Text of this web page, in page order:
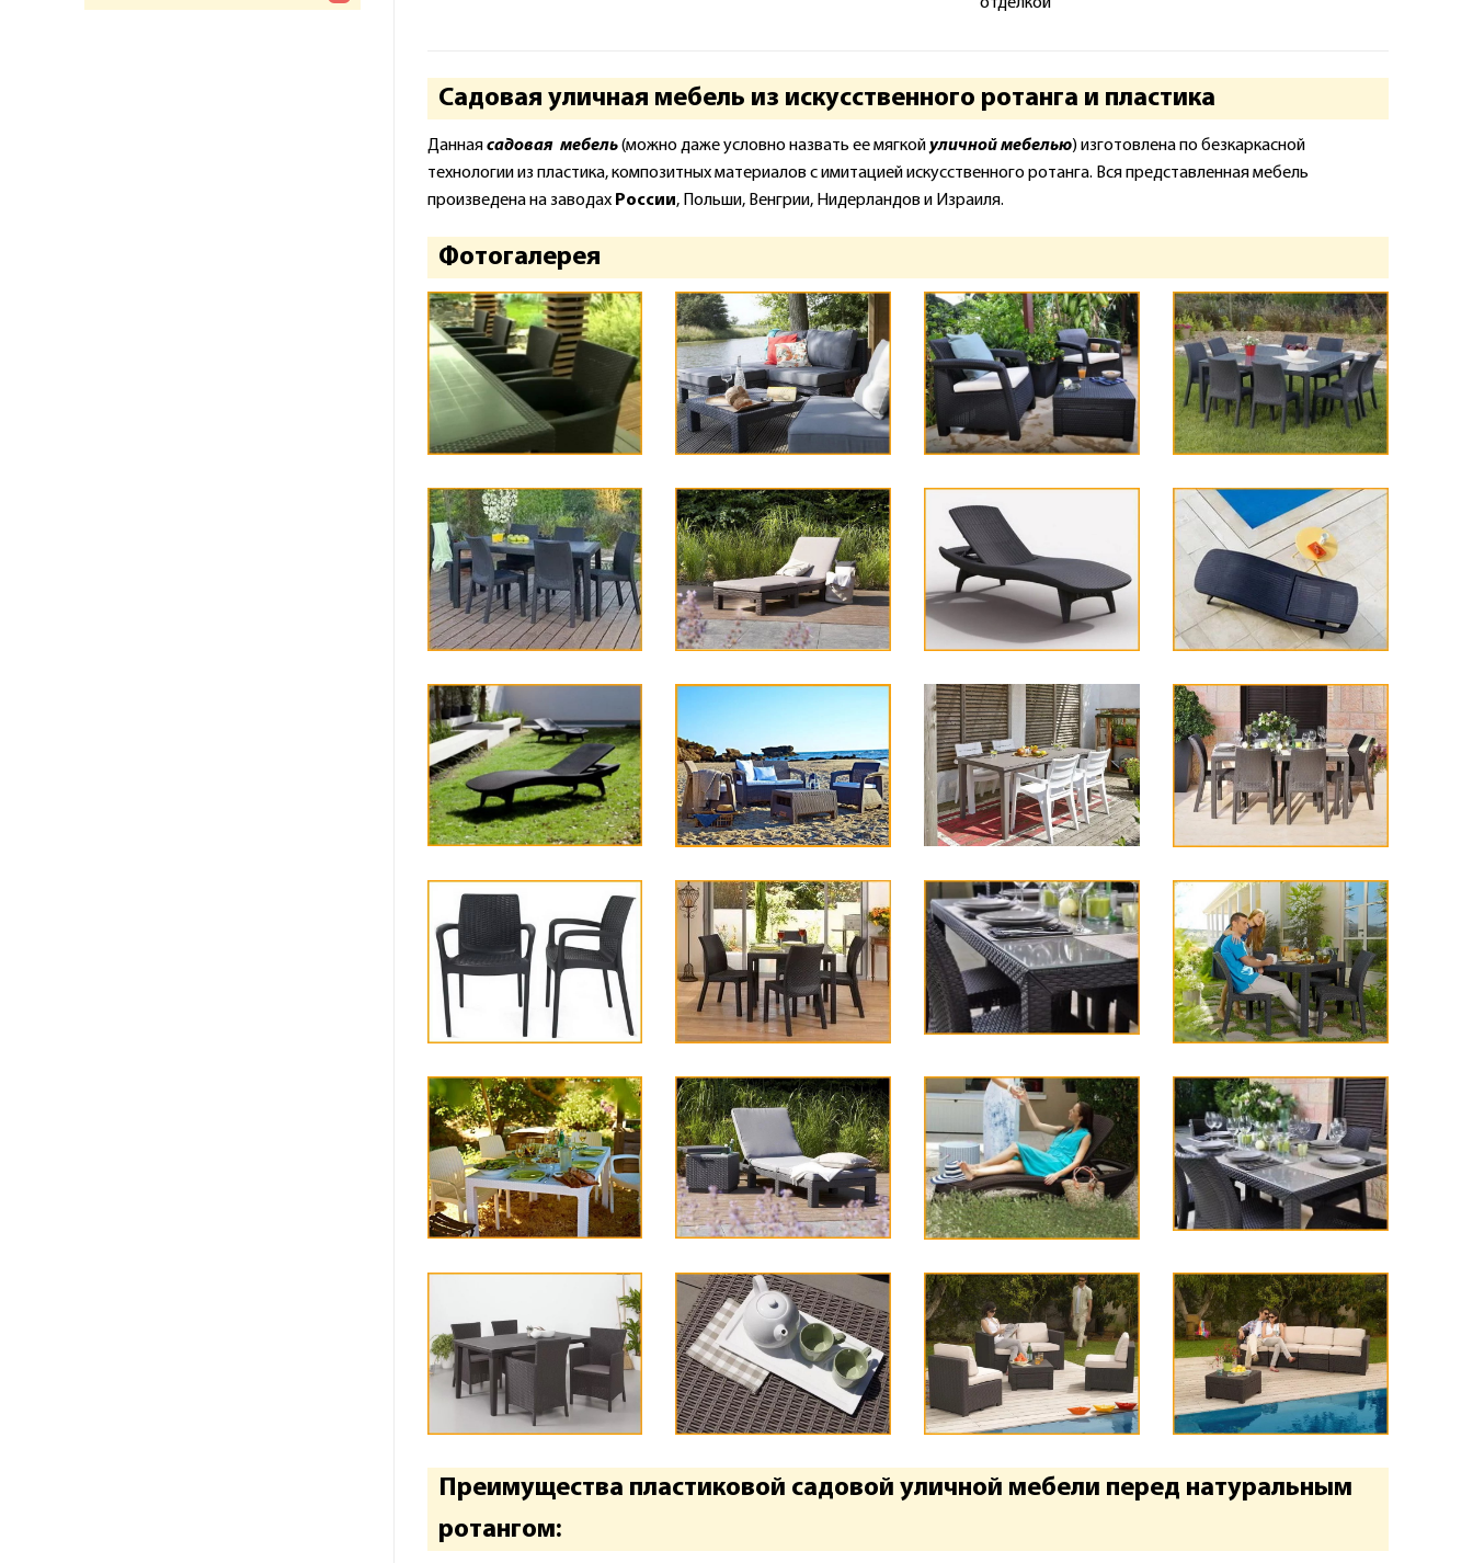
Садовая уличная мебель из искусственного ротанга и пластика
Даннаясадовая мебель(можно даже условно назвать ее мягкойуличной мебелью) изготовлена по безкаркасной
технологии из пластика, композитных материалов с имитацией искусственного ротанга. Вся представленная мебель
произведена на заводах России, Польши, Венгрии, Нидерландов и Израиля.
Фотогалерея
Преимущества пластиковой садовой уличной мебели перед натуральным
ротангом: